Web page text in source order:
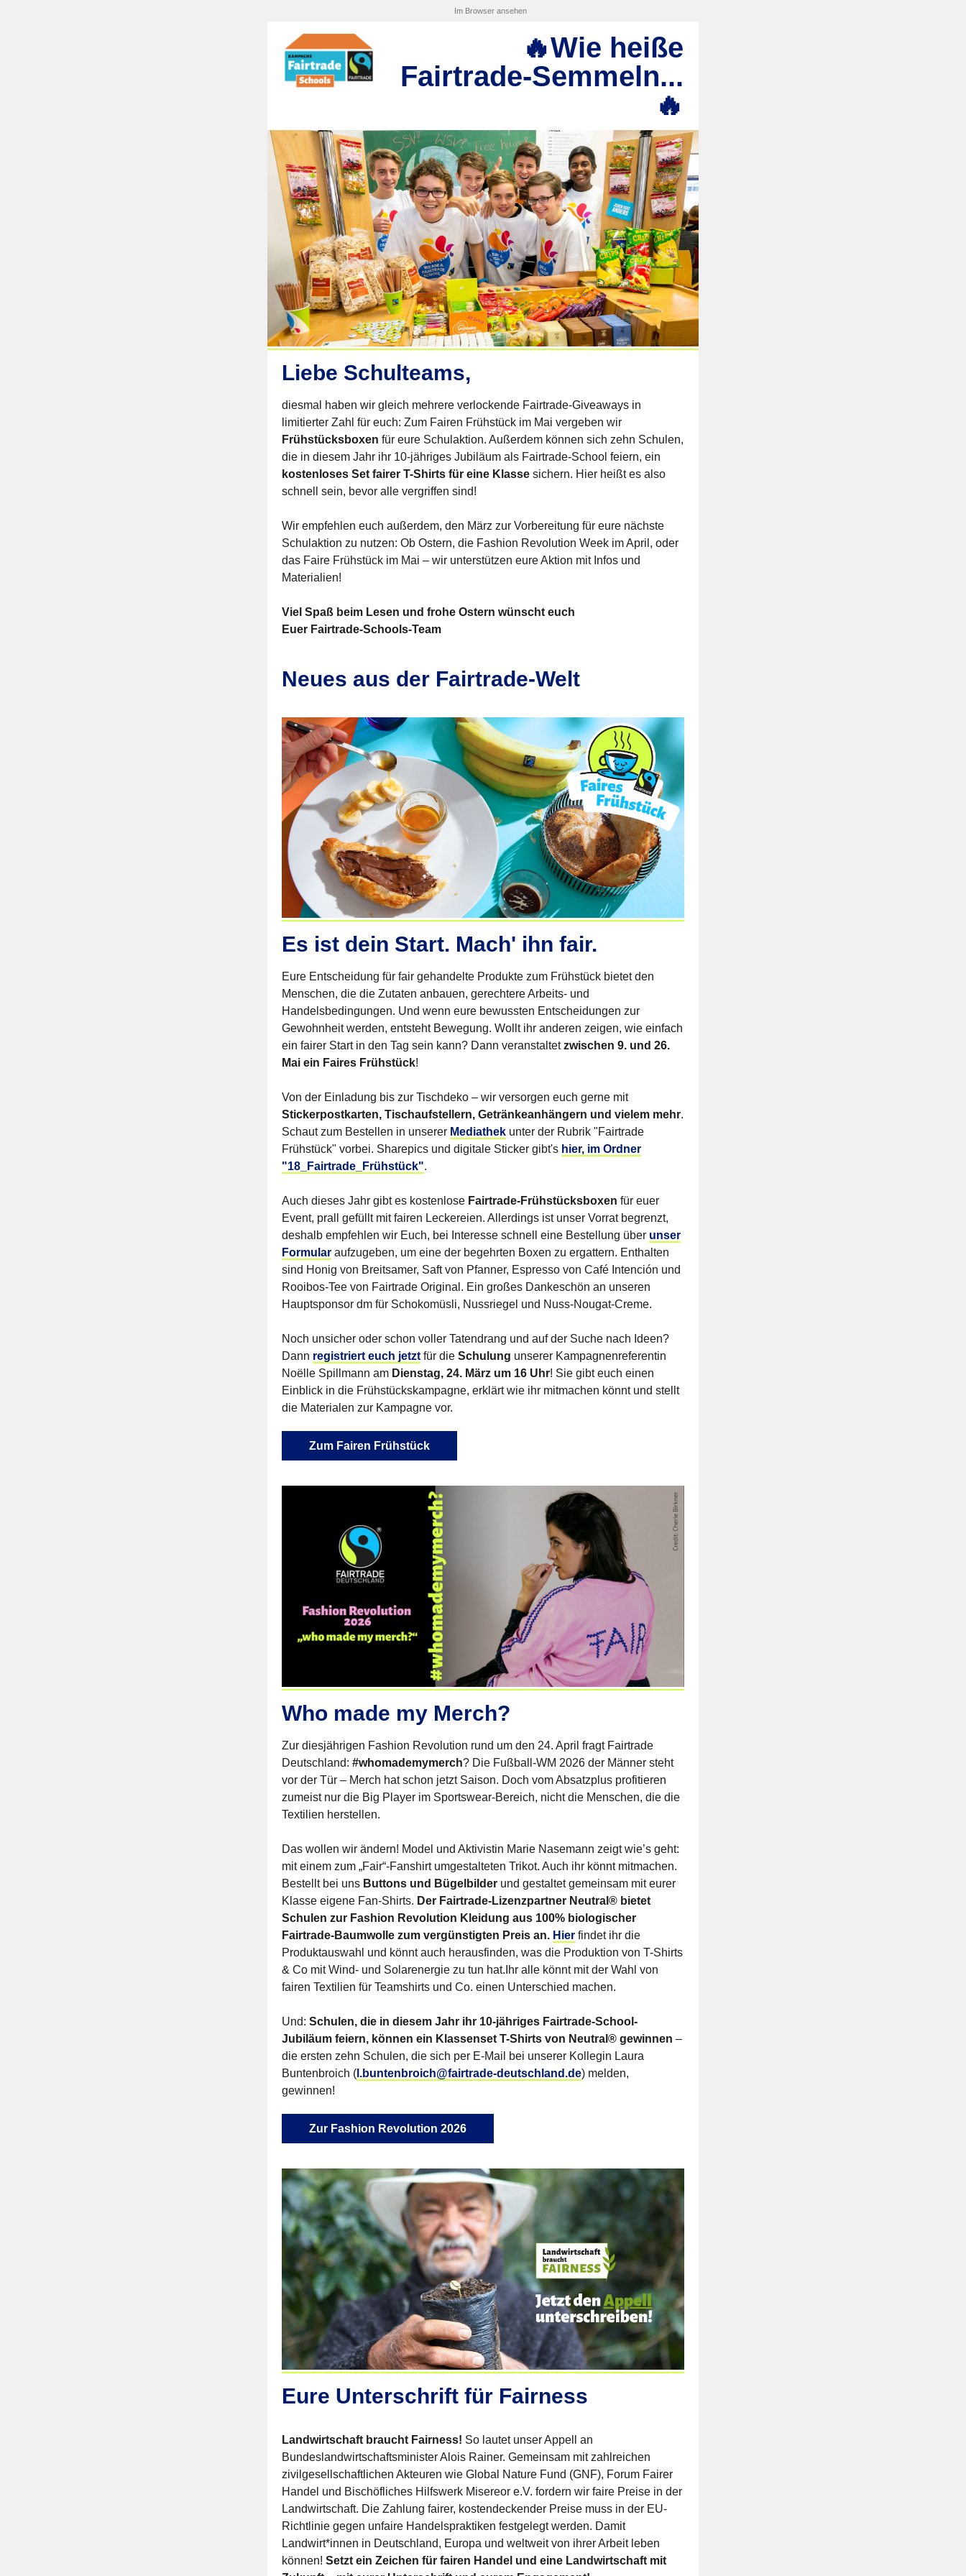
Im Browser ansehen
🔥Wie heiße
Fairtrade-Semmeln...
🔥
Liebe Schulteams,
diesmal haben wir gleich mehrere verlockende Fairtrade-Giveaways in
limitierter Zahl für euch: Zum Fairen Frühstück im Mai vergeben wir
Frühstücksboxen für eure Schulaktion. Außerdem können sich zehn Schulen,
die in diesem Jahr ihr 10-jähriges Jubiläum als Fairtrade-School feiern, ein
kostenloses Set fairer T-Shirts für eine Klasse sichern. Hier heißt es also
schnell sein, bevor alle vergriffen sind!
Wir empfehlen euch außerdem, den März zur Vorbereitung für eure nächste
Schulaktion zu nutzen: Ob Ostern, die Fashion Revolution Week im April, oder
das Faire Frühstück im Mai – wir unterstützen eure Aktion mit Infos und
Materialien!
Viel Spaß beim Lesen und frohe Ostern wünscht euch
Euer Fairtrade-Schools-Team
Neues aus der Fairtrade-Welt
Es ist dein Start. Mach' ihn fair.
Eure Entscheidung für fair gehandelte Produkte zum Frühstück bietet den
Menschen, die die Zutaten anbauen, gerechtere Arbeits- und
Handelsbedingungen. Und wenn eure bewussten Entscheidungen zur
Gewohnheit werden, entsteht Bewegung. Wollt ihr anderen zeigen, wie einfach
ein fairer Start in den Tag sein kann? Dann veranstaltetzwischen 9. und 26.
Mai ein Faires Frühstück!
Von der Einladung bis zur Tischdeko – wir versorgen euch gerne mit
Stickerpostkarten, Tischaufstellern, Getränkeanhängern und vielem mehr.
Schaut zum Bestellen in unserer Mediathek unter der Rubrik "Fairtrade
Frühstück" vorbei. Sharepics und digitale Sticker gibt's hier, im Ordner
"18_Fairtrade_Frühstück".
Auch dieses Jahr gibt es kostenlose Fairtrade-Frühstücksboxen für euer
Event, prall gefüllt mit fairen Leckereien. Allerdings ist unser Vorrat begrenzt,
deshalb empfehlen wir Euch, bei Interesse schnell eine Bestellung über unser
Formular aufzugeben, um eine der begehrten Boxen zu ergattern. Enthalten
sind Honig von Breitsamer, Saft von Pfanner, Espresso von Café Intención und
Rooibos-Tee von Fairtrade Original. Ein großes Dankeschön an unseren
Hauptsponsor dm für Schokomüsli, Nussriegel und Nuss-Nougat-Creme.
Noch unsicher oder schon voller Tatendrang und auf der Suche nach Ideen?
Dann registriert euch jetzt für die Schulung unserer Kampagnenreferentin
Noëlle Spillmann am Dienstag, 24. März um 16 Uhr! Sie gibt euch einen
Einblick in die Frühstückskampagne, erklärt wie ihr mitmachen könnt und stellt
die Materialen zur Kampagne vor.
Zum Fairen Frühstück
Who made my Merch?
Zur diesjährigen Fashion Revolution rund um den 24. April fragt Fairtrade
Deutschland: #whomademymerch? Die Fußball-WM 2026 der Männer steht
vor der Tür – Merch hat schon jetzt Saison. Doch vom Absatzplus profitieren
zumeist nur die Big Player im Sportswear-Bereich, nicht die Menschen, die die
Textilien herstellen.
Das wollen wir ändern! Model und Aktivistin Marie Nasemann zeigt wie’s geht:
mit einem zum „Fair“-Fanshirt umgestalteten Trikot. Auch ihr könnt mitmachen.
Bestellt bei uns Buttons und Bügelbilder und gestaltet gemeinsam mit eurer
Klasse eigene Fan-Shirts. Der Fairtrade-Lizenzpartner Neutral® bietet
Schulen zur Fashion Revolution Kleidung aus 100% biologischer
Fairtrade-Baumwolle zum vergünstigten Preis an. Hier findet ihr die
Produktauswahl und könnt auch herausfinden, was die Produktion von T-Shirts
& Co mit Wind- und Solarenergie zu tun hat.Ihr alle könnt mit der Wahl von
fairen Textilien für Teamshirts und Co. einen Unterschied machen.
Und: Schulen, die in diesem Jahr ihr 10-jähriges Fairtrade-School-
Jubiläum feiern, können ein Klassenset T-Shirts von Neutral® gewinnen –
die ersten zehn Schulen, die sich per E-Mail bei unserer Kollegin Laura
Buntenbroich ( l.buntenbroich@fairtrade-deutschland.de) melden,
gewinnen!
Zur Fashion Revolution 2026
Eure Unterschrift für Fairness
Landwirtschaft braucht Fairness! So lautet unser Appell an
Bundeslandwirtschaftsminister Alois Rainer. Gemeinsam mit zahlreichen
zivilgesellschaftlichen Akteuren wie Global Nature Fund (GNF), Forum Fairer
Handel und Bischöfliches Hilfswerk Misereor e.V. fordern wir faire Preise in der
Landwirtschaft. Die Zahlung fairer, kostendeckender Preise muss in der EU-
Richtlinie gegen unfaire Handelspraktiken festgelegt werden. Damit
Landwirt*innen in Deutschland, Europa und weltweit von ihrer Arbeit leben
können! Setzt ein Zeichen für fairen Handel und eine Landwirtschaft mit